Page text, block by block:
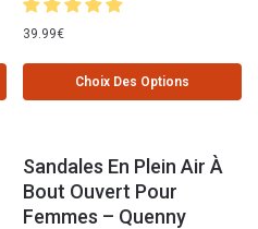
39.99€
Choix Des Options
Sandales En Plein Air À
Bout Ouvert Pour
Femmes – Quenny